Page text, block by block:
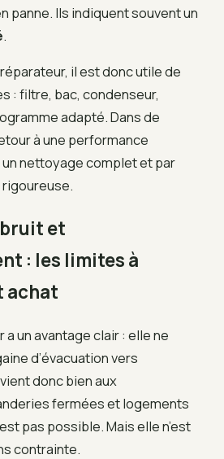
panne. Ils indiquent souvent un
.
il est donc utile de
: filtre, bac, condenseur,
adapté. Dans de
à une performance
nettoyage complet et par
et
: les limites à
achat
a un avantage clair : elle ne
d’évacuation vers
donc bien aux
fermées et logements
pas possible. Mais elle n’est
contrainte.